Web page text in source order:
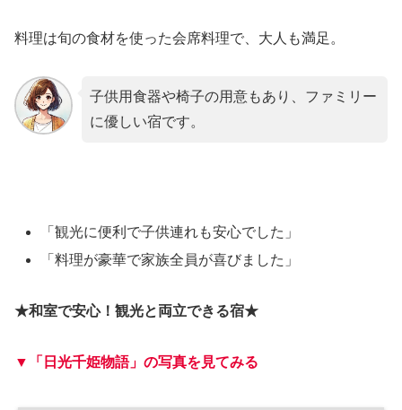
料理は旬の食材を使った会席料理で、大人も満足。
子供用食器や椅子の用意もあり、ファミリー
に優しい宿です。
「観光に便利で子供連れも安心でした」
「料理が豪華で家族全員が喜びました」
★和室で安心！観光と両立できる宿★
▼「日光千姫物語」の写真を見てみる